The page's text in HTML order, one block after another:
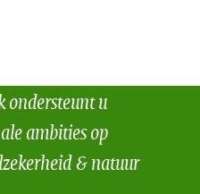
ondersteunt u
ambities op
& natuur